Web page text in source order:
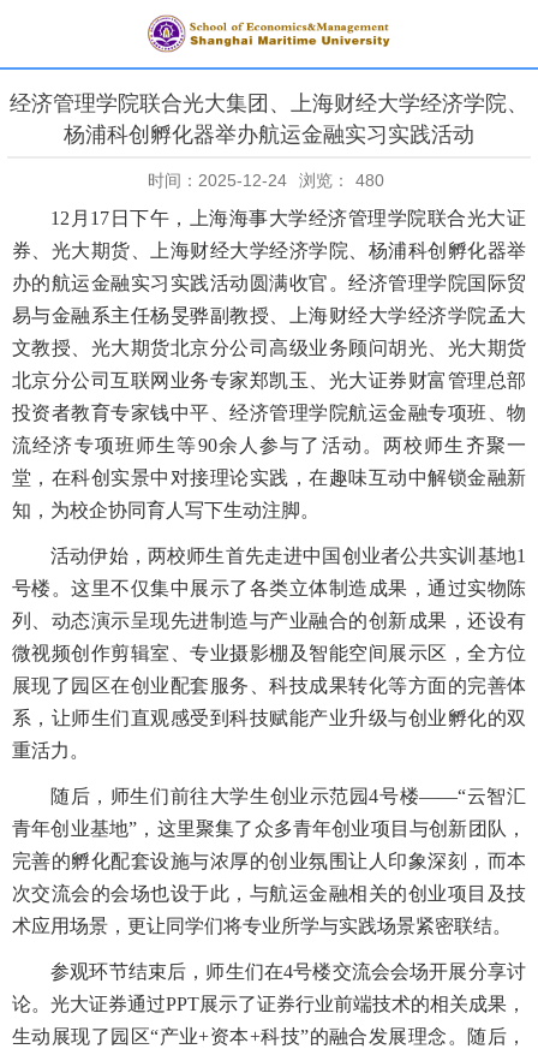
经济管理学院联合光大集团、上海财经大学经济学院、
杨浦科创孵化器举办航运金融实习实践活动
时间：2025-12-24 浏览： 480
12月17日下午，上海海事大学经济管理学院联合光大证
券、光大期货、上海财经大学经济学院、杨浦科创孵化器举
办的航运金融实习实践活动圆满收官。经济管理学院国际贸
易与金融系主任杨旻骅副教授、上海财经大学经济学院孟大
文教授、光大期货北京分公司高级业务顾问胡光、光大期货
北京分公司互联网业务专家郑凯玉、光大证券财富管理总部
投资者教育专家钱中平、经济管理学院航运金融专项班、物
流经济专项班师生等90余人参与了活动。两校师生齐聚一
堂，在科创实景中对接理论实践，在趣味互动中解锁金融新
知，为校企协同育人写下生动注脚。
活动伊始，两校师生首先走进中国创业者公共实训基地1
号楼。这里不仅集中展示了各类立体制造成果，通过实物陈
列、动态演示呈现先进制造与产业融合的创新成果，还设有
微视频创作剪辑室、专业摄影棚及智能空间展示区，全方位
展现了园区在创业配套服务、科技成果转化等方面的完善体
系，让师生们直观感受到科技赋能产业升级与创业孵化的双
重活力。
随后，师生们前往大学生创业示范园4号楼——“云智汇
青年创业基地”，这里聚集了众多青年创业项目与创新团队，
完善的孵化配套设施与浓厚的创业氛围让人印象深刻，而本
次交流会的会场也设于此，与航运金融相关的创业项目及技
术应用场景，更让同学们将专业所学与实践场景紧密联结。
参观环节结束后，师生们在4号楼交流会会场开展分享讨
论。光大证券通过PPT展示了证券行业前端技术的相关成果，
生动展现了园区“产业+资本+科技”的融合发展理念。随后，